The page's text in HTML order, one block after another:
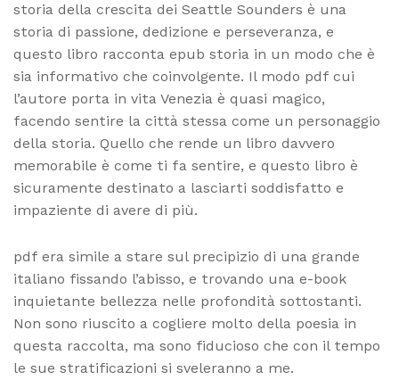
storia della crescita dei Seattle Sounders è una
storia di passione, dedizione e perseveranza, e
questo libro racconta epub storia in un modo che è
sia informativo che coinvolgente. Il modo pdf cui
l’autore porta in vita Venezia è quasi magico,
facendo sentire la città stessa come un personaggio
della storia. Quello che rende un libro davvero
memorabile è come ti fa sentire, e questo libro è
sicuramente destinato a lasciarti soddisfatto e
impaziente di avere di più.
pdf era simile a stare sul precipizio di una grande
italiano fissando l’abisso, e trovando una e-book
inquietante bellezza nelle profondità sottostanti.
Non sono riuscito a cogliere molto della poesia in
questa raccolta, ma sono fiducioso che con il tempo
le sue stratificazioni si sveleranno a me.